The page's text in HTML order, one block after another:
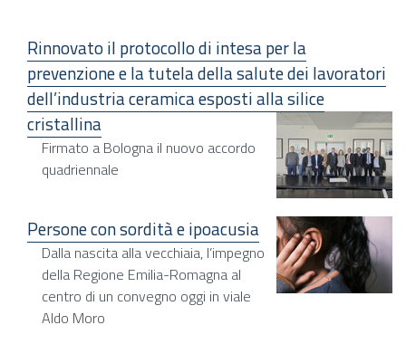
Rinnovato il protocollo di intesa per la
prevenzione e la tutela della salute dei lavoratori
dell’industria ceramica esposti alla silice
cristallina
Firmato a Bologna il nuovo accordo
quadriennale
Persone con sordità e ipoacusia
Dalla nascita alla vecchiaia, l’impegno
della Regione Emilia-Romagna al
centro di un convegno oggi in viale
Aldo Moro